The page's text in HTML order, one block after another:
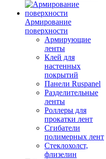
Армирование
поверхности
Армирующие
ленты
Клей для
настенных
покрытий
Панели Ruspanel
Разделительные
ленты
Роллеры для
прокатки лент
Сгибатели
полимерных лент
Стеклохолст,
флизелин